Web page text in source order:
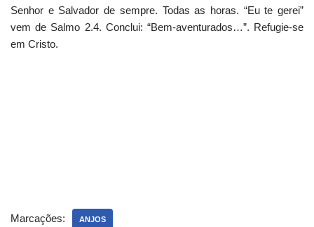
Senhor e Salvador de sempre. Todas as horas. “Eu te gerei”
vem de Salmo 2.4. Conclui: “Bem-aventurados…”. Refugie-se
em Cristo.
Marcações: ANJOS